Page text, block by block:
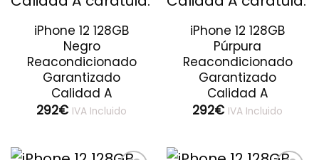
iPhone 12 128GB
Negro
Reacondicionado
Garantizado
Calidad A
292€ IVA Incluido
iPhone 12 128GB
Púrpura
Reacondicionado
Garantizado
Calidad A
292€ IVA Incluido